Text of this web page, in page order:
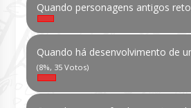
Quando personagens antigos
Quando há desenvolvimento de
(8%, 35 Votos)